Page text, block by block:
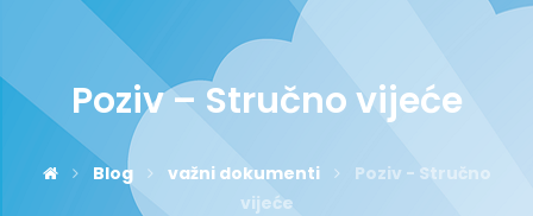
Poziv – Stručno vijeće
Blog važni dokumenti
Poziv - Stručno
vijeće